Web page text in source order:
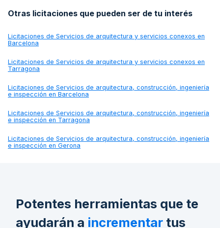
Otras licitaciones que pueden ser de tu interés
Licitaciones de Servicios de arquitectura y servicios conexos en
Barcelona
Licitaciones de Servicios de arquitectura y servicios conexos en
Tarragona
Licitaciones de Servicios de arquitectura, construcción, ingeniería
e inspección en Barcelona
Licitaciones de Servicios de arquitectura, construcción, ingeniería
e inspección en Tarragona
Licitaciones de Servicios de arquitectura, construcción, ingeniería
e inspección en Gerona
Potentes herramientas que te
ayudarán a incrementar tus